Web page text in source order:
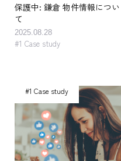
保護中: 鎌倉 物件情報につい
て
2025.08.28
#1 Case study
#1 Case study